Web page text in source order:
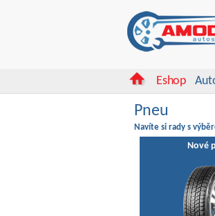
Eshop
Pneu
Navíte si rady s
Nové